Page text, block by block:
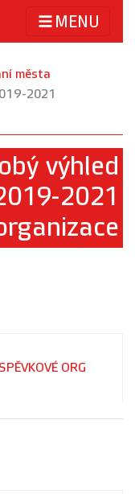
MENU
města
2021
výhled
2021
ORG